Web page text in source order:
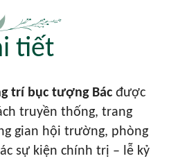
tiết
trí bục tượng Bác được
truyền thống, trang
gian hội trường, phòng
sự kiện chính trị – lễ kỷ